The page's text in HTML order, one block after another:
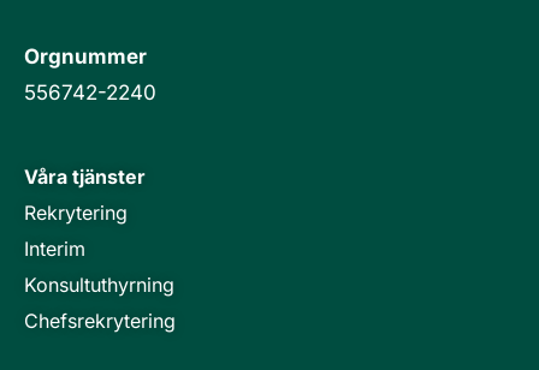
Orgnummer
556742-2240
Våra tjänster
Rekrytering
Interim
Konsultuthyrning
Chefsrekrytering